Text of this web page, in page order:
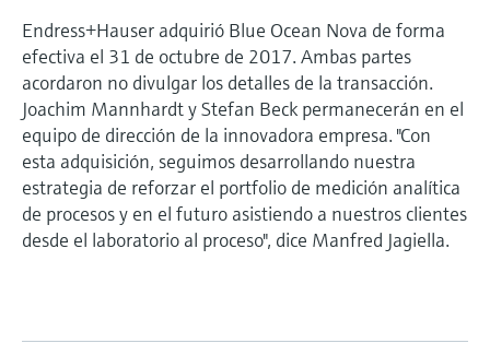
Endress+Hauser adquirió Blue Ocean Nova de forma
efectiva el 31 de octubre de 2017. Ambas partes
acordaron no divulgar los detalles de la transacción.
Joachim Mannhardt y Stefan Beck permanecerán en el
equipo de dirección de la innovadora empresa. "Con
esta adquisición, seguimos desarrollando nuestra
estrategia de reforzar el portfolio de medición analítica
de procesos y en el futuro asistiendo a nuestros clientes
desde el laboratorio al proceso", dice Manfred Jagiella.